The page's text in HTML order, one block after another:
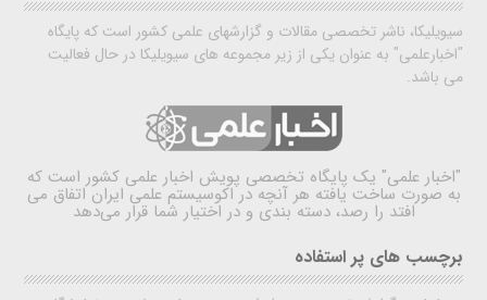
سیویلیکا، ناشر تخصصی مقالات و گزارشهای علمی کشور است که پایگاه
"اخبارعلمی" به عنوان یکی از زیر مجموعه های سیویلیکا در حال فعالیت
می باشد.
"اخبار علمی" یک پایگاه تخصصی پویش اخبار علمی کشور است که
به صورت ساخت یافته هر آنچه در اکوسیستم علمی ایران اتفاق می
افتد را رصد، دسته بندی و در اختیار شما قرار می‌دهد
برچسب های پر استفاده